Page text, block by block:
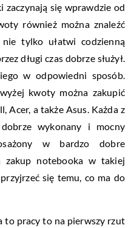
zaczynają się wprawdzie od
również można znaleźć
tylko ułatwi codzienną
długi czas dobrze służył.
w odpowiedni sposób.
kwoty można zakupić
Acer, a także Asus. Każda z
wykonany i mocny
w bardzo dobre
zakup notebooka w takiej
się temu, co ma do
to pracy to na pierwszy rzut